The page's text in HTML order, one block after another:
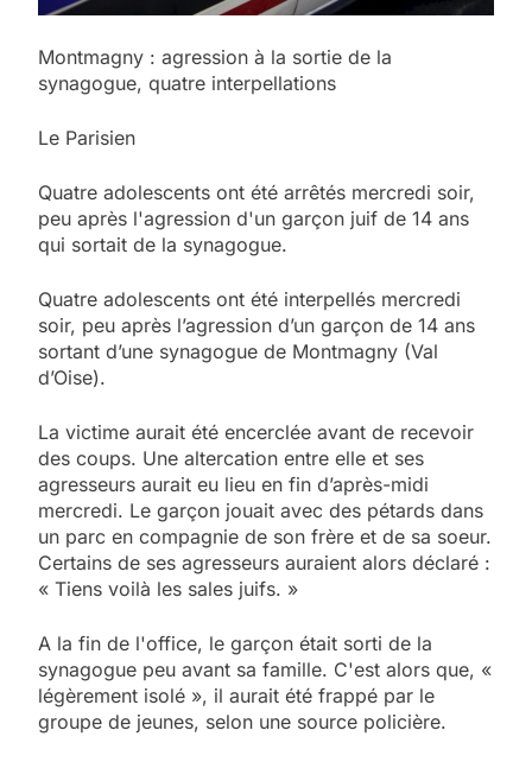
Montmagny : agression à la sortie de la
synagogue, quatre interpellations
Le Parisien
Quatre adolescents ont été arrêtés mercredi soir,
peu après l'agression d'un garçon juif de 14 ans
qui sortait de la synagogue.
Quatre adolescents ont été interpellés mercredi
soir, peu après l’agression d’un garçon de 14 ans
sortant d’une synagogue de Montmagny (Val
d’Oise).
La victime aurait été encerclée avant de recevoir
des coups. Une altercation entre elle et ses
agresseurs aurait eu lieu en fin d’après-midi
mercredi. Le garçon jouait avec des pétards dans
un parc en compagnie de son frère et de sa soeur.
Certains de ses agresseurs auraient alors déclaré :
« Tiens voilà les sales juifs. »
A la fin de l'office, le garçon était sorti de la
synagogue peu avant sa famille. C'est alors que, «
légèrement isolé », il aurait été frappé par le
groupe de jeunes, selon une source policière.